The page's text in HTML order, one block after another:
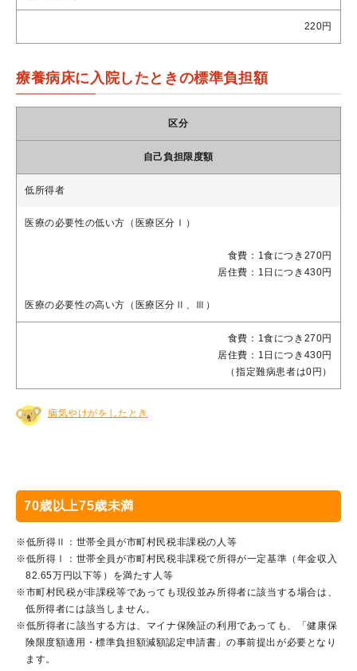
220円
療養病床に入院したときの標準負担額
区分
自己負担限度額
低所得者
医療の必要性の低い方（医療区分Ⅰ）
食費：1食につき270円
居住費：1日につき430円
医療の必要性の高い方（医療区分Ⅱ、Ⅲ）
食費：1食につき270円
居住費：1日につき430円
（指定難病患者は0円）
病気やけがをしたとき
70歳以上75歳未満
※低所得Ⅱ：世帯全員が市町村民税非課税の人等
※低所得Ⅰ：世帯全員が市町村民税非課税で所得が一定基準（年金収入
82.65万円以下等）を満たす人等
※市町村民税が非課税等であっても現役並み所得者に該当する場合は、
低所得者には該当しません。
※低所得者に該当する方は、マイナ保険証の利用であっても、「健康保
険限度額適用・標準負担額減額認定申請書」の事前提出が必要となり
ます。